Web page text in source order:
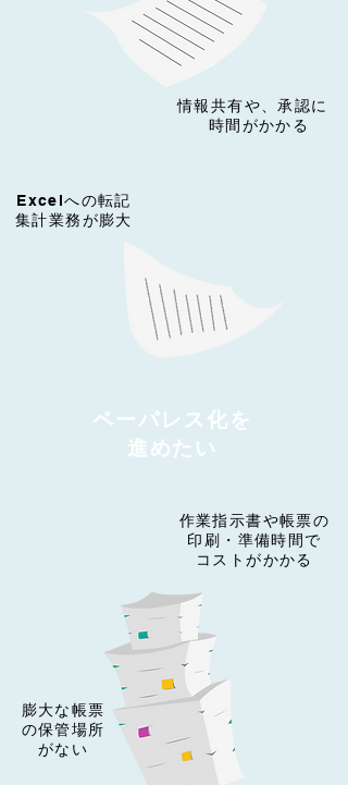
​情報共有や、承認に
時間がかかる
Excelへの転記
​集計業務が膨大
ペーパレス化を
​進めたい
​作業指示書や帳票の
印刷・準備時間で
コストがかかる
​膨大な帳票
の保管場所
がない